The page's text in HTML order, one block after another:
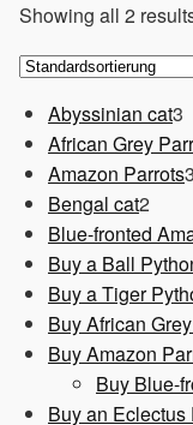
Showing all 2
Abyssinian cat3
African Grey
Amazon Parrots3
Bengal cat22
Blue-fronted
Buy a Ball
Buy a Tiger
Buy African
Buy Amazon
Buy Blue-
Buy an Eclectus